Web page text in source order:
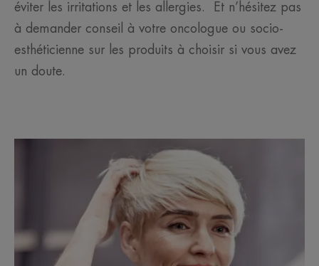
éviter les irritations et les allergies. Et n’hésitez pas
à demander conseil à votre oncologue ou socio-
esthéticienne sur les produits à choisir si vous avez
un doute.